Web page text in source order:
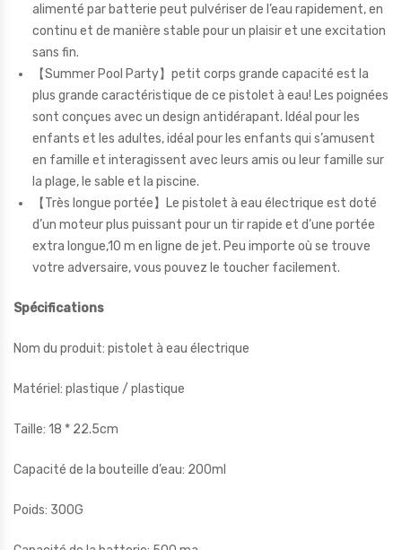
alimenté par batterie peut pulvériser de l’eau rapidement, en
continu et de manière stable pour un plaisir et une excitation
sans fin.
【Summer Pool Party】petit corps grande capacité est la
plus grande caractéristique de ce pistolet à eau! Les poignées
sont conçues avec un design antidérapant. Idéal pour les
enfants et les adultes, idéal pour les enfants qui s’amusent
en famille et interagissent avec leurs amis ou leur famille sur
la plage, le sable et la piscine.
【Très longue portée】Le pistolet à eau électrique est doté
d’un moteur plus puissant pour un tir rapide et d’une portée
extra longue,10 m en ligne de jet. Peu importe où se trouve
votre adversaire, vous pouvez le toucher facilement.
Spécifications
Nom du produit: pistolet à eau électrique
Matériel: plastique / plastique
Taille: 18 * 22.5cm
Capacité de la bouteille d’eau: 200ml
Poids: 300G